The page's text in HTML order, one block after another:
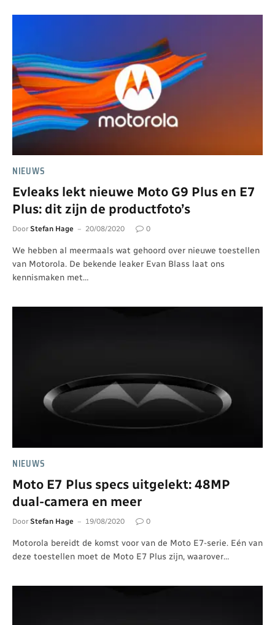
NIEUWS
Evleaks lekt nieuwe Moto G9 Plus en E7
Plus: dit zijn de productfoto’s
Door Stefan Hage 20/08/2020 0
We hebben al meermaals wat gehoord over nieuwe toestellen
van Motorola. De bekende leaker Evan Blass laat ons
kennismaken met…
NIEUWS
Moto E7 Plus specs uitgelekt: 48MP
dual-camera en meer
Door Stefan Hage 19/08/2020 0
Motorola bereidt de komst voor van de Moto E7-serie. Eén van
deze toestellen moet de Moto E7 Plus zijn, waarover…